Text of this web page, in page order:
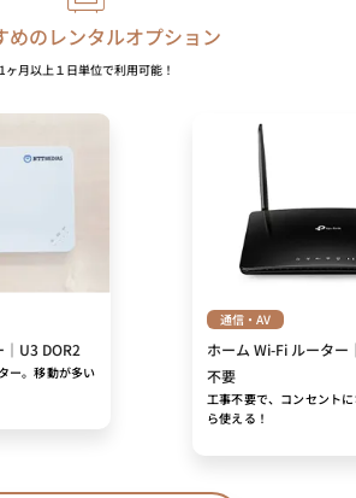
めのレンタルオプション
1ヶ月以上１日単位で利用可能！
U3 DOR2
ー。移動が多い
通信・AV
ホーム Wi-Fi ルータ
不要
工事不要で、コンセント
ら使える！